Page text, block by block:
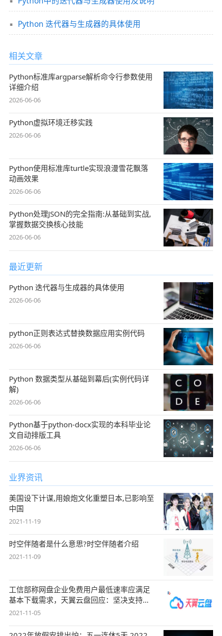
Python 迭代器与生成器的具体使用
相关文章
Python标准库argparse解析命令行参数使用
详细介绍
2026-06-06
Python虚拟环境迁移实践
2026-06-06
Python使用标准库turtle实现浪漫雪花飘落
动画效果
2026-06-06
Python处理JSON的完全指南:从基础到实战,
掌握数据交换核心技能
2026-06-06
最近更新
Python 迭代器与生成器的具体使用
2026-06-06
python正则表达式替换数据应用实例代码
2026-06-06
Python 数据类型从基础到幕后(实例代码详
解)
2026-06-06
Python基于python-docx实现的本科毕业论
文自动排版工具
2026-06-06
业界资讯
美国设下计谋,用娘炮文化重塑日本,已影响至
中国
2021-11-19
时空伴随者是什么意思?时空伴随者介绍
2021-11-09
工信部称网盘企业免费用户最低速率应满足
基本下载需求，天翼云盘回应：坚决支持，
始终
2021-11-05